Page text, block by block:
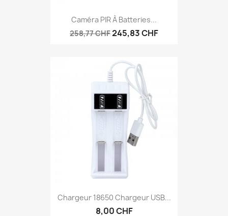
Caméra PIR À Batteries...
258,77 CHF245,83 CHF
Chargeur 18650 Chargeur USB...
8,00 CHF